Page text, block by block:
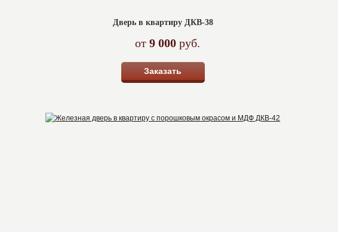
Дверь в квартиру ДКВ-38
от 9 000 руб.
Заказать